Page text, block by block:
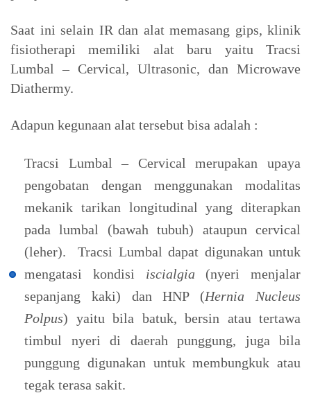
Saat ini selain IR dan alat memasang gips, klinik
fisiotherapi memiliki alat baru yaitu Tracsi
Lumbal – Cervical, Ultrasonic, dan Microwave
Diathermy.
Adapun kegunaan alat tersebut bisa adalah :
Tracsi Lumbal – Cervical merupakan upaya
pengobatan dengan menggunakan modalitas
mekanik tarikan longitudinal yang diterapkan
pada lumbal (bawah tubuh) ataupun cervical
(leher). Tracsi Lumbal dapat digunakan untuk
mengatasi kondisi iscialgia(nyeri menjalar
sepanjang kaki) dan HNP (Hernia Nucleus
Polpus) yaitu bila batuk, bersin atau tertawa
timbul nyeri di daerah punggung, juga bila
punggung digunakan untuk membungkuk atau
tegak terasa sakit.